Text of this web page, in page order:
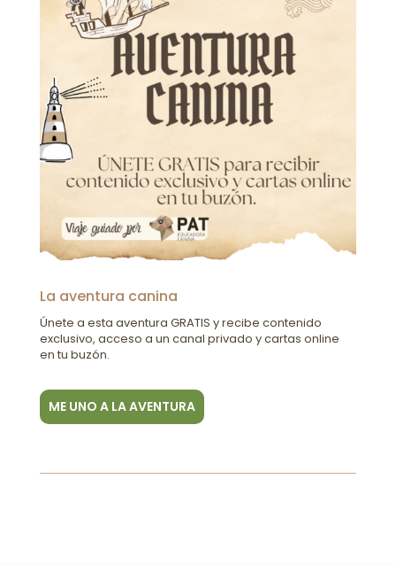
La aventura canina
Únete a esta aventura GRATIS y recibe contenido
exclusivo, acceso a un canal privado y cartas online
en tu buzón.
ME UNO A LA AVENTURA